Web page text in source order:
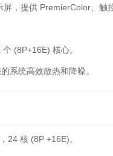
，提供 PremierColor、触
(8P+16E) 核心。
系统高效散热和降噪。
24 核 (8P +16E)。